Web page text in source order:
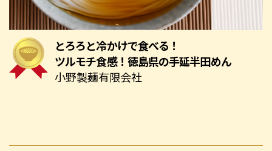
とろろと冷かけで食べる！
ツルモチ食感！徳島県の手延半田めん
小野製麺有限会社